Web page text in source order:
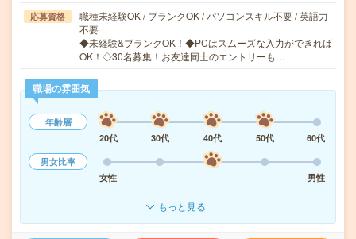
応募資格
職種未経験OK / ブランクOK / パソコンスキル不要 / 英語力
不要
◆未経験&ブランクOK！◆PCはスムーズな入力ができれば
OK！◇30名募集！お友達同士のエントリーも…
職場の雰囲気
年齢層
20代
30代 40代 50代
60代
男女比率
女性
男性
もっと見る